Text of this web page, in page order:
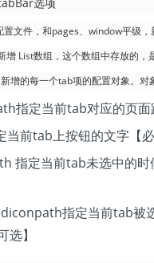
置文件，和pages、window平级
增 List数组，这个数组中存放的，
增的每一个tab项的配置对象。对
指定当前tab对应的页面
当前tab上按钮的文字【必
指定当前tab未选中的时
指定当前tab被
选】